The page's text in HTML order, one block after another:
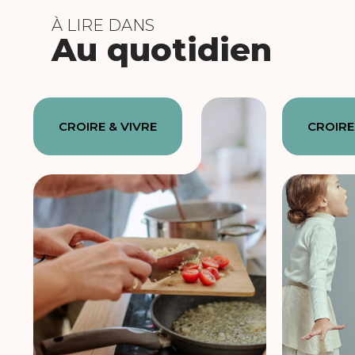
À LIRE DANS
Au quotidien
CROIRE & VIVRE